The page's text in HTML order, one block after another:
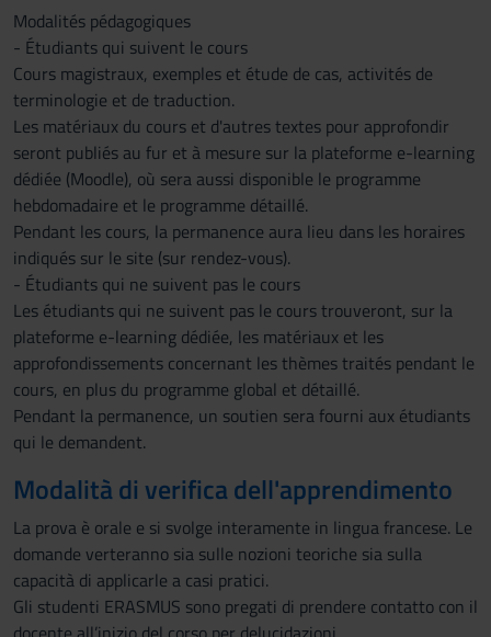
Modalités pédagogiques
- Étudiants qui suivent le cours
Cours magistraux, exemples et étude de cas, activités de
terminologie et de traduction.
Les matériaux du cours et d'autres textes pour approfondir
seront publiés au fur et à mesure sur la plateforme e-learning
dédiée (Moodle), où sera aussi disponible le programme
hebdomadaire et le programme détaillé.
Pendant les cours, la permanence aura lieu dans les horaires
indiqués sur le site (sur rendez-vous).
- Étudiants qui ne suivent pas le cours
Les étudiants qui ne suivent pas le cours trouveront, sur la
plateforme e-learning dédiée, les matériaux et les
approfondissements concernant les thèmes traités pendant le
cours, en plus du programme global et détaillé.
Pendant la permanence, un soutien sera fourni aux étudiants
qui le demandent.
Modalità di verifica dell'apprendimento
La prova è orale e si svolge interamente in lingua francese. Le
domande verteranno sia sulle nozioni teoriche sia sulla
capacità di applicarle a casi pratici.
Gli studenti ERASMUS sono pregati di prendere contatto con il